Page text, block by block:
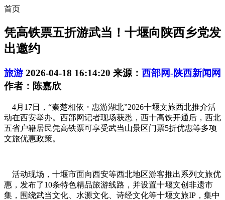
首页
凭高铁票五折游武当！十堰向陕西乡党发
出邀约
旅游 2026-04-18 16:14:20 来源： 西部网-陕西新闻网
作者：陈嘉欣
4月17日，“秦楚相依・惠游湖北”2026十堰文旅西北推介活
动在西安举办。西部网记者现场获悉，西十高铁开通后，西北
五省户籍居民凭高铁票可享受武当山景区门票5折优惠等多项
文旅优惠政策。
活动现场，十堰市面向西安等西北地区游客推出系列文旅优
惠，发布了10条特色精品旅游线路，并设置十堰文创非遗市
集，围绕武当文化、水源文化、诗经文化等十堰文旅IP，集中